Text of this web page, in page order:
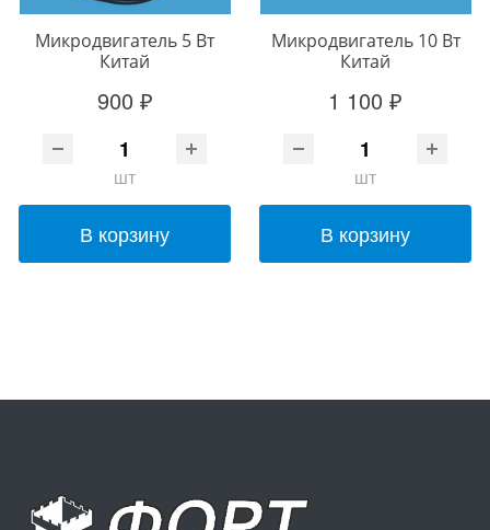
Микродвигатель 5 Вт
Китай
900 ₽
шт
В корзину
Микродвигатель 10 Вт
Китай
1 100 ₽
шт
В корзину